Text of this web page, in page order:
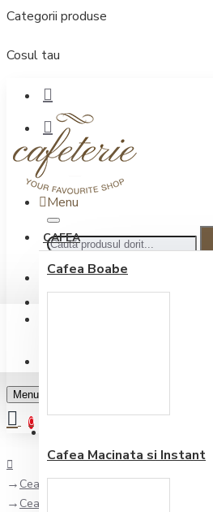
Categorii produse
Cosul tau
Contul meu
Menu
CAFEA
Cafea Boabe
Cafea Macinata si Instant
CONECTARE
Menu
0
Ceai şi Ciocolată
Ceai